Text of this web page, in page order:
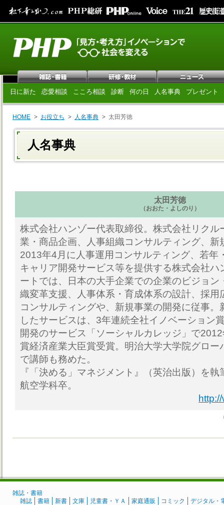
日に新た 恋愛相談 こころ相談 診断 何の日 人名事典 プレゼント
HOME お役立ち 人名事典 太田芳徳
人名事典
太田芳徳
（おおた・よしのり）
株式会社ハンゾー代表取締役。株式会社リクル
業・商品企画、人事組織コンサルティング、新
2013年4月に人事運用コンサルティング、若年
キャリア開発サービス等を提供する株式会社ハ
ートでは、日本の大手企業での企業のビジョン
織変革支援、人事体系・育成体系の設計、採用
コンサルティングや、新規事業の開発に従事。
したサービスは、3年連続全社イノベーション
開発のサービス「ソーシャルカレッジ」で
賞経済産業大臣賞受賞。明治大学大学院グロー
で講師も務めた。
『「決める」マネジメント』（英治出版）を
航空学科卒。
雑誌・書籍
雑誌
書籍 新書 文庫 児童書・ＹＡ 家庭通販 コミック デジタル・